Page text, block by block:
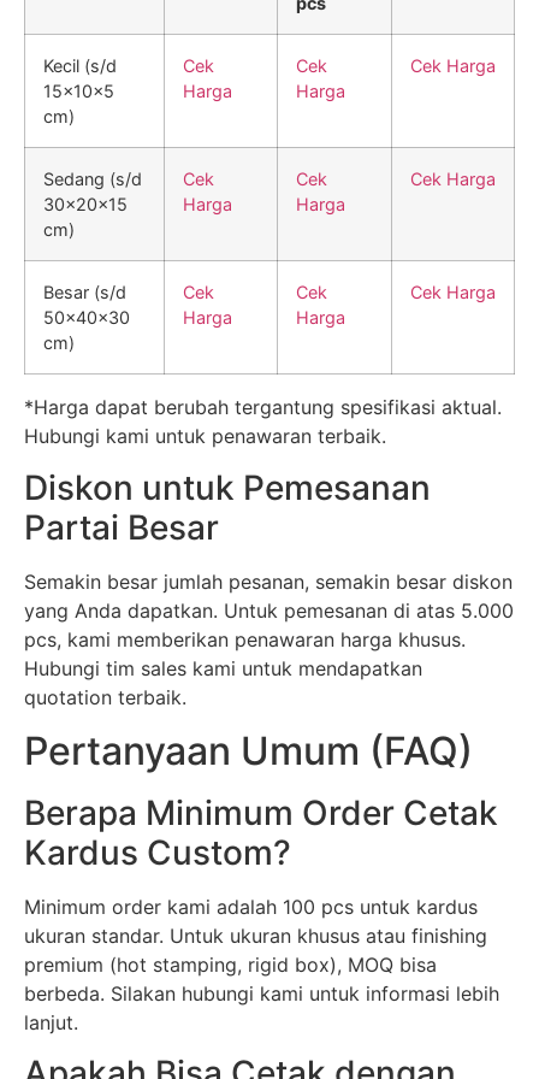
Kecil (s/d
15x10x5
cm)
Cek
Harga
Cek
Harga
Cek Harga
Sedang (s/d
30x20x15
cm)
Cek
Harga
Cek
Harga
Cek Harga
Besar (s/d
50x40x30
cm)
Cek
Harga
Cek
Harga
Cek Harga
*Harga dapat berubah tergantung spesifikasi aktual.
Hubungi kami untuk penawaran terbaik.
Diskon untuk Pemesanan
Partai Besar
Semakin besar jumlah pesanan, semakin besar diskon
yang Anda dapatkan. Untuk pemesanan di atas 5.000
pcs, kami memberikan penawaran harga khusus.
Hubungi tim sales kami untuk mendapatkan
quotation terbaik.
Pertanyaan Umum (FAQ)
Berapa Minimum Order Cetak
Kardus Custom?
Minimum order kami adalah 100 pcs untuk kardus
ukuran standar. Untuk ukuran khusus atau finishing
premium (hot stamping, rigid box), MOQ bisa
berbeda. Silakan hubungi kami untuk informasi lebih
lanjut.